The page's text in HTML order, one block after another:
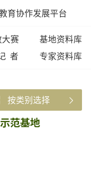
育协作发展平台
赛
基地资料库
者 专家资料库
按类别选择
范基地